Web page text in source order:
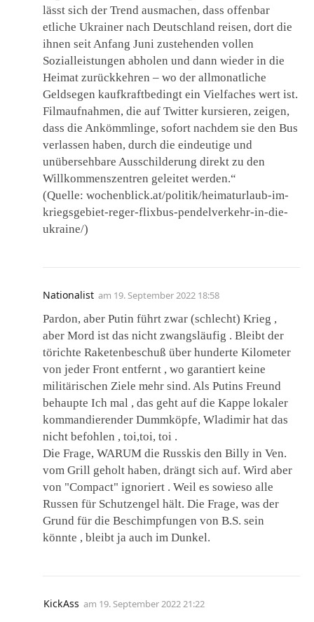
lässt sich der Trend ausmachen, dass offenbar
etliche Ukrainer nach Deutschland reisen, dort die
ihnen seit Anfang Juni zustehenden vollen
Sozialleistungen abholen und dann wieder in die
Heimat zurückkehren – wo der allmonatliche
Geldsegen kaufkraftbedingt ein Vielfaches wert ist.
Filmaufnahmen, die auf Twitter kursieren, zeigen,
dass die Ankömmlinge, sofort nachdem sie den Bus
verlassen haben, durch die eindeutige und
unübersehbare Ausschilderung direkt zu den
Willkommenszentren geleitet werden.“
(Quelle: wochenblick.at/politik/heimaturlaub-im-
kriegsgebiet-reger-flixbus-pendelverkehr-in-die-
ukraine/)
Nationalist am 19. September 2022 18:58
Pardon, aber Putin führt zwar (schlecht) Krieg ,
aber Mord ist das nicht zwangsläufig . Bleibt der
törichte Raketenbeschuß über hunderte Kilometer
von jeder Front entfernt , wo garantiert keine
militärischen Ziele mehr sind. Als Putins Freund
behaupte Ich mal , das geht auf die Kappe lokaler
kommandierender Dummköpfe, Wladimir hat das
nicht befohlen , toi,toi, toi .
Die Frage, WARUM die Russkis den Billy in Ven.
vom Grill geholt haben, drängt sich auf. Wird aber
von "Compact" ignoriert . Weil es sowieso alle
Russen für Schutzengel hält. Die Frage, was der
Grund für die Beschimpfungen von B.S. sein
könnte , bleibt ja auch im Dunkel.
KickAss am 19. September 2022 21:22